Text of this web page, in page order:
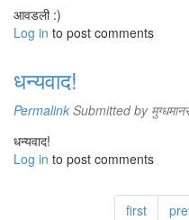
आवडली :)
Log in to post comments
धन्यवाद!
Permalink Submitted by
धन्यवाद!
Log in to post comments
first